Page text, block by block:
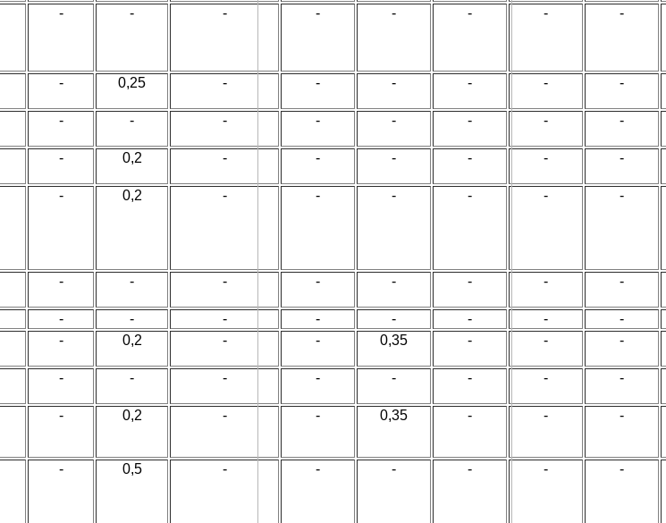
- - - - - - - -
- 0,25 - - - - - -
- - - - - - - -
- 0,2 - - - - - -
- 0,2 - - - - - -
- - - - - - - -
- - - - - - -
-
- 0,2 - - 0,35 - - -
- - - - - - - -
- 0,2 - - 0,35 - - -
- 0,5 - - - - - -